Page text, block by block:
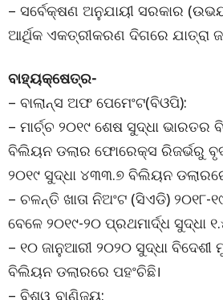
– ସର୍ବେକ୍ଷଣ ଅନୁଯାୟୀ ସରକାର
ଆର୍ଥିକ ଏକତ୍ରୀକରଣ ଦିଗରେ ଯାତ୍ରା
ବାହ୍ୟକ୍ଷେତ୍ର-
– ବାଲାନ୍ସ ଅଫ ପେମେଂଟ(ବିଓପି):
– ମାର୍ଚ୍ଚ ୨୦୧୯ ଶେଷ ସୁଦ୍ଧା ଭାରତର
ବିଲିୟନ ଡଲାର ଫୋରେକ୍ସ ରିଜର୍ଭରୁ
୨୦୧୯ ସୁଦ୍ଧା ୪୩୩.୭ ବିଲିୟନ
– ଚଳନ୍ତି ଖାତା ନିଅଂଟ (ସିଏଡି) ୨୦୧୮-
ବେଳେ ୨୦୧୯-୨୦ ପ୍ରଥମାର୍ଦ୍ଧ ସୁଦ୍ଧା
– ୧୦ ଜାନୁଆରୀ ୨୦୨୦ ସୁଦ୍ଧା ବିଦେଶୀ
ବିଲିୟନ ଡଲାରରେ ପହଂଚିଛି।
– ବିଶ୍ୱ ବାଣିଜ୍ୟ: